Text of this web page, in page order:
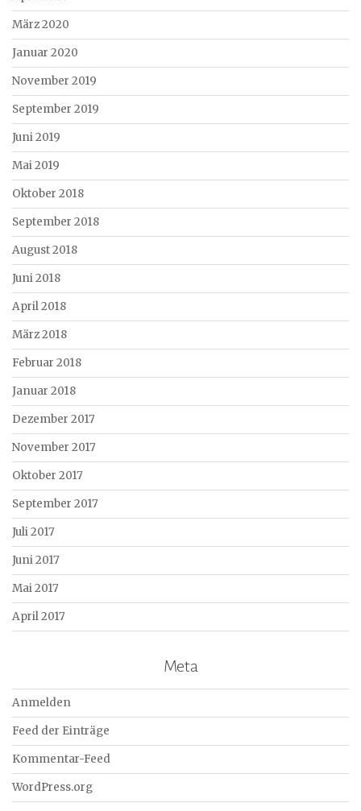
März 2020
Januar 2020
November 2019
September 2019
Juni 2019
Mai 2019
Oktober 2018
September 2018
August 2018
Juni 2018
April 2018
März 2018
Februar 2018
Januar 2018
Dezember 2017
November 2017
Oktober 2017
September 2017
Juli 2017
Juni 2017
Mai 2017
April 2017
Meta
Anmelden
Feed der Einträge
Kommentar-Feed
WordPress.org